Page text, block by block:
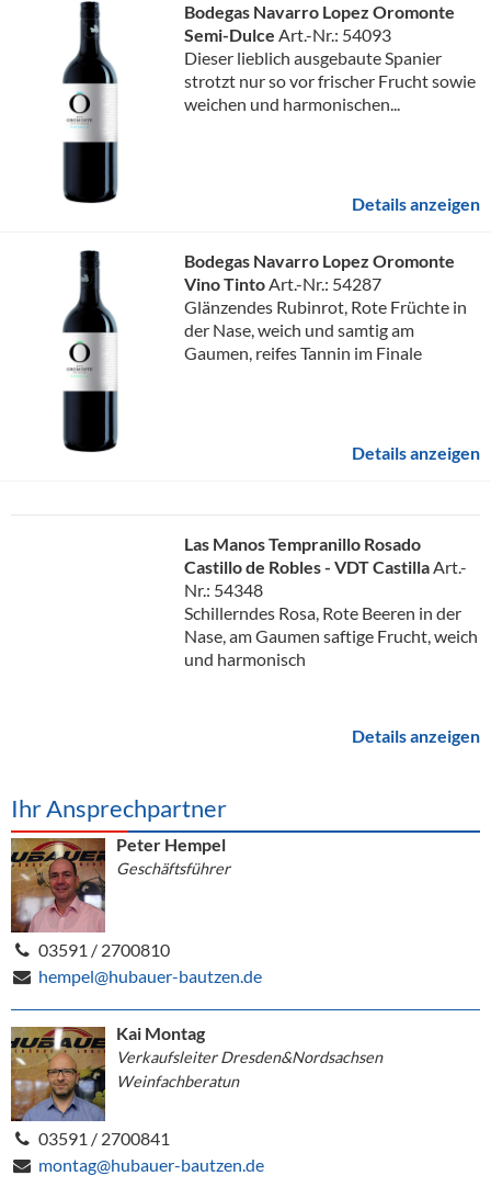
Bodegas Navarro Lopez Oromonte
Semi-Dulce Art.-Nr.: 54093
Dieser lieblich ausgebaute Spanier
strotzt nur so vor frischer Frucht sowie
weichen und harmonischen...
Details anzeigen
Bodegas Navarro Lopez Oromonte
Vino TintoArt.-Nr.: 54287
Glänzendes Rubinrot, Rote Früchte in
der Nase, weich und samtig am
Gaumen, reifes Tannin im Finale
Details anzeigen
Las Manos Tempranillo Rosado
Castillo de Robles - VDT CastillaArt.-
Nr.: 54348
Schillerndes Rosa, Rote Beeren in der
Nase, am Gaumen saftige Frucht, weich
und harmonisch
Details anzeigen
Ihr Ansprechpartner
Peter Hempel
Geschäftsführer
03591 / 2700810
hempel@hubauer-bautzen.de
Kai Montag
Verkaufsleiter Dresden&Nordsachsen
Weinfachberatun
03591 / 2700841
montag@hubauer-bautzen.de